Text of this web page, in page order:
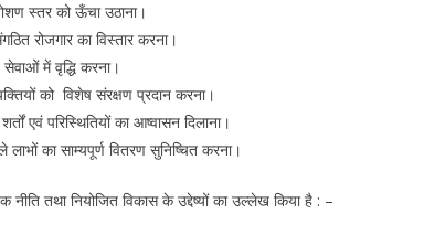
स्तर को ऊँचा उठाना।
रोजगार का विस्तार करना।
सेवाओं में वृद्धि करना।
को विशेष संरक्षण प्रदान करना।
एवं परिस्थितियों का आष्वासन दिलाना।
लाभों का साम्यपूर्ण वितरण सुनिष्चित करना।
नीति तथा नियोजित विकास के उद्देष्यों का उल्लेख किया है : –